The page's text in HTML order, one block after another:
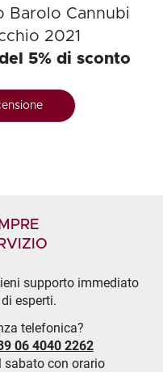
Barolo Cannubi
2021
5% di sconto
supporto immediato
esperti.
telefonica?
06 4040 2262
con orario